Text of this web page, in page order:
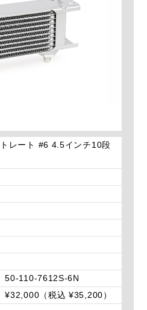
レート #6 4.5インチ10段
50-110-7612S-6N
¥32,000（税込 ¥35,200）